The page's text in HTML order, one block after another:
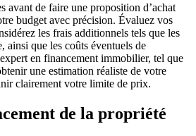
avant de faire une proposition d’achat
budget avec précision. Évaluez vos
les frais additionnels tels que les
ainsi que les coûts éventuels de
en financement immobilier, tel que
une estimation réaliste de votre
clairement votre limite de prix.
de la propriété